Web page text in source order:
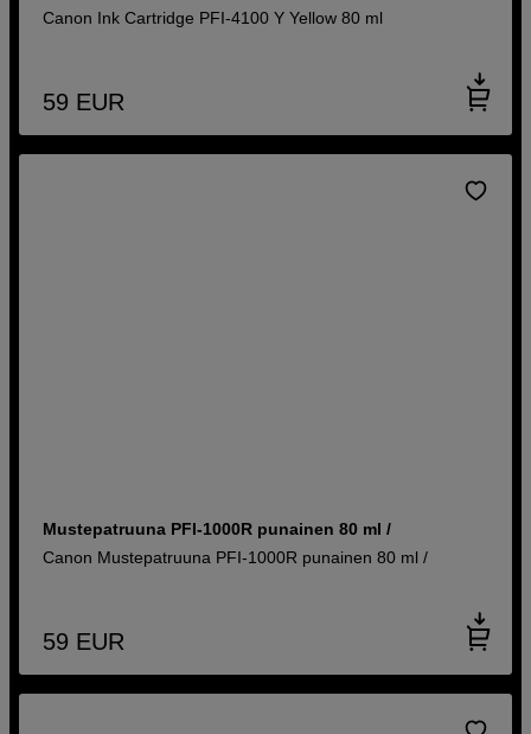
Canon Ink Cartridge PFI-4100 Y Yellow 80 ml
59 EUR
Mustepatruuna PFI-1000R punainen 80 ml /
Canon Mustepatruuna PFI-1000R punainen 80 ml /
59 EUR